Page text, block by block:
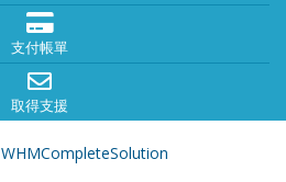
支付帳單
取得支援
WHMCompleteSolution